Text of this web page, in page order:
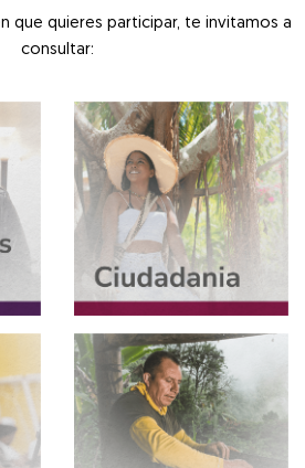
que quieres participar, te invitamos a
consultar: